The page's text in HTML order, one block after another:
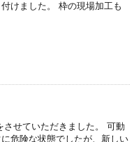
けました。 枠の現場加工も
せていただきました。 可動
危険な状態でしたが、新しい